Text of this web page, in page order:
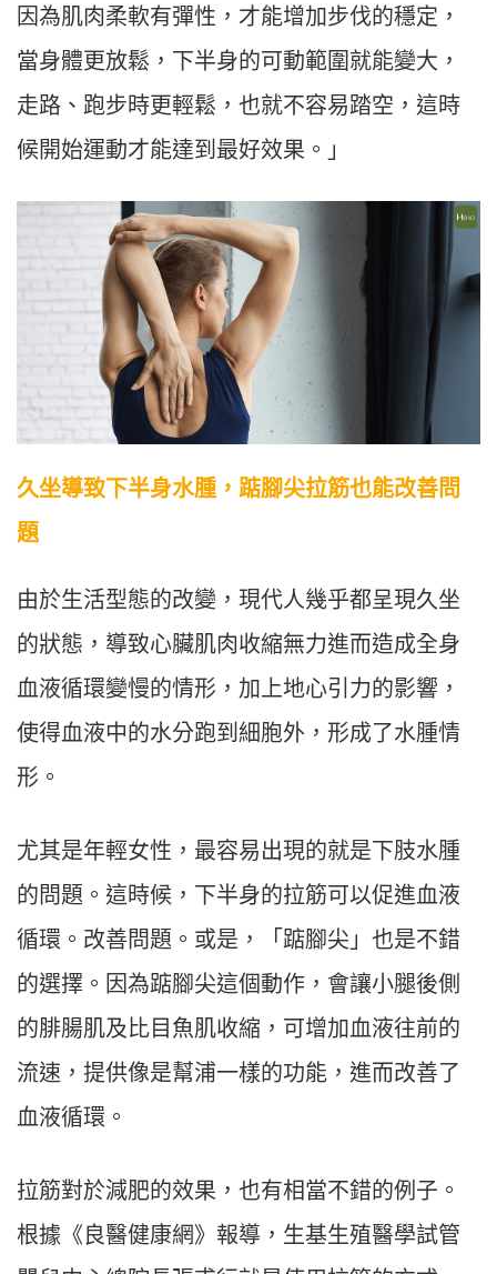
因為肌肉柔軟有彈性，才能增加步伐的穩定，
當身體更放鬆，下半身的可動範圍就能變大，
走路、跑步時更輕鬆，也就不容易踏空，這時
候開始運動才能達到最好效果。」
久坐導致下半身水腫，踮腳尖拉筋也能改善問
題
由於生活型態的改變，現代人幾乎都呈現久坐
的狀態，導致心臟肌肉收縮無力進而造成全身
血液循環變慢的情形，加上地心引力的影響，
使得血液中的水分跑到細胞外，形成了水腫情
形。
尤其是年輕女性，最容易出現的就是下肢水腫
的問題。這時候，下半身的拉筋可以促進血液
循環。改善問題。或是，「踮腳尖」也是不錯
的選擇。因為踮腳尖這個動作，會讓小腿後側
的腓腸肌及比目魚肌收縮，可增加血液往前的
流速，提供像是幫浦一樣的功能，進而改善了
血液循環。
拉筋對於減肥的效果，也有相當不錯的例子。
根據《良醫健康網》報導，生基生殖醫學試管